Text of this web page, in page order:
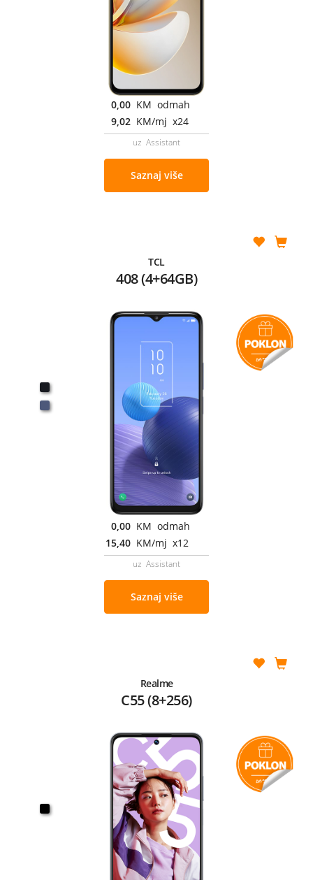
0,00 KM odmah
9,02 KM/mj x24
uz Assistant
Saznaj više
TCL
408 (4+64GB)
0,00 KM odmah
15,40 KM/mj x12
uz Assistant
Saznaj više
Realme
C55 (8+256)